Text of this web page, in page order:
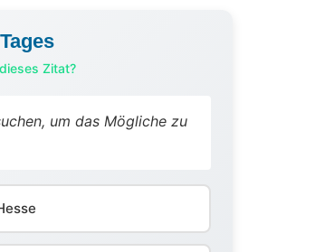
Zitat?
um das Mögliche zu